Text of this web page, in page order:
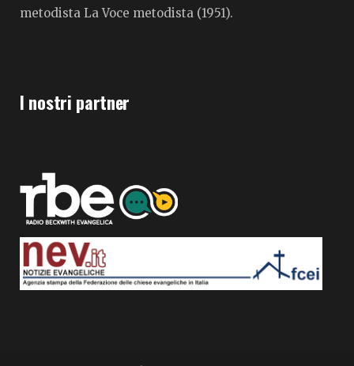
metodista La Voce metodista (1951).
I nostri partner